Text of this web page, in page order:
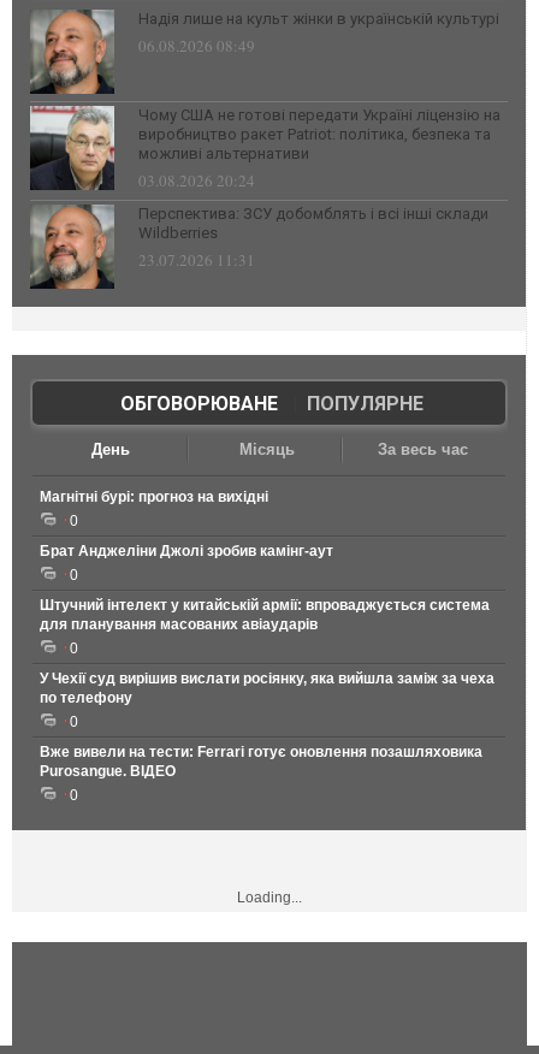
Надія лише на культ жінки в українській культурі
06.08.2026 08:49
Чому США не готові передати Україні ліцензію на
виробництво ракет Patriot: політика, безпека та
можливі альтернативи
03.08.2026 20:24
Перспектива: ЗСУ добомблять і всі інші склади
Wildberries
23.07.2026 11:31
ОБГОВОРЮВАНЕ| ПОПУЛЯРНЕ
День Місяць За весь час
Магнітні бурі: прогноз на вихідні
0
Брат Анджеліни Джолі зробив камінг-аут
0
Штучний інтелект у китайській армії: впроваджується система
для планування масованих авіаударів
0
У Чехії суд вирішив вислати росіянку, яка вийшла заміж за чеха
по телефону
0
Вже вивели на тести: Ferrari готує оновлення позашляховика
Purosangue. ВІДЕО
0
Loading...